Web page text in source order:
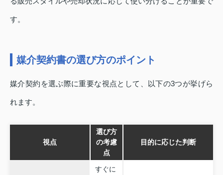
す。
媒介契約書の選び方のポイント
媒介契約を選ぶ際に重要な視点として、以下の3つが挙げら
れます。
視点
選び方
の考慮
点
目的に応じた判断
すぐに